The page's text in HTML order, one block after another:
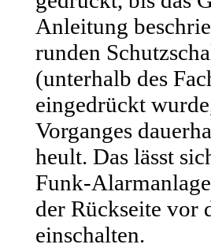
Anleitung
runden
(unterhalb des
eingedrückt
Vorganges
heult. Das lässt
Funk-
der Rückseite vor
einschalten.